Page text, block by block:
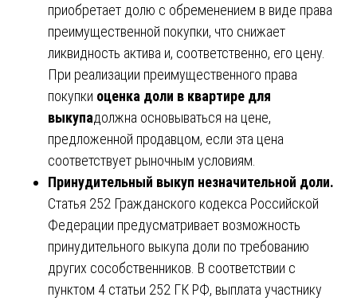
приобретает долю с обременением в виде права
преимущественной покупки, что снижает
ликвидность актива и, соответственно, его цену.
При реализации преимущественного права
покупки оценка доли в квартире для
выкупадолжна основываться на цене,
предложенной продавцом, если эта цена
соответствует рыночным условиям.
Принудительный выкуп незначительной доли.
Статья 252 Гражданского кодекса Российской
Федерации предусматривает возможность
принудительного выкупа доли по требованию
других сособственников. В соответствии с
пунктом 4 статьи 252 ГК РФ, выплата участнику